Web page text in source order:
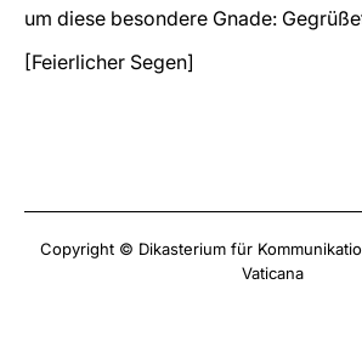
um diese besondere Gnade:
[Feierlicher Segen]
Copyright © Dikasterium für
Vaticana